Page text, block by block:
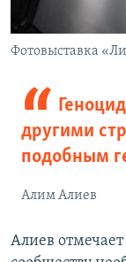
Фотовыставка
другими
подобным
Алим Алиев
Алиев